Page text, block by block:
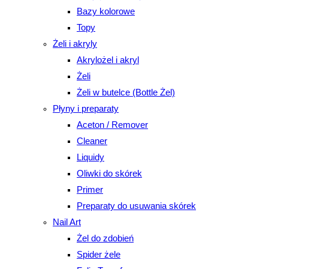
Bazy kolorowe
Topy
Żeli i akryly
Akrylożel i akryl
Żeli
Żeli w butelce (Bottle Żel)
Płyny i preparaty
Aceton / Remover
Cleaner
Liquidy
Oliwki do skórek
Primer
Preparaty do usuwania skórek
Nail Art
Żel do zdobień
Spider żele